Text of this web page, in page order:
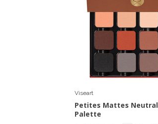
Viseart
Petites Mattes Neutral
Palette